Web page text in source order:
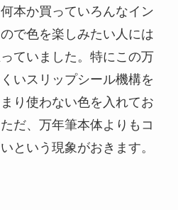
本か買っていろんなイン
で色を楽しみたい人には
ていました。特にこの万
いスリップシール機構を
り使わない色を入れてお
だ、万年筆本体よりもコ
という現象がおきます。